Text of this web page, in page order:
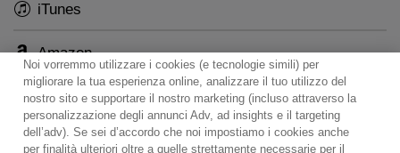
iTunes
Amazon
Noi vorremmo utilizzare i cookies (e tecnologie simili) per
migliorare la tua esperienza online, analizzare il tuo utilizzo del
nostro sito e supportare il nostro marketing (incluso attraverso la
personalizzazione degli annunci Adv, ad insights e il targeting
dell’adv). Se sei d’accordo che noi impostiamo i cookies anche
per finalità ulteriori oltre a quelle strettamente necessarie per il